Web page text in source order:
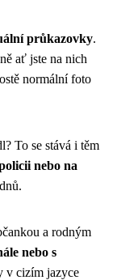
průkazovky.
ať jste na nich
normální foto
To se stává i těm
nebo na
a rodným
nebo s
v cizím jazyce